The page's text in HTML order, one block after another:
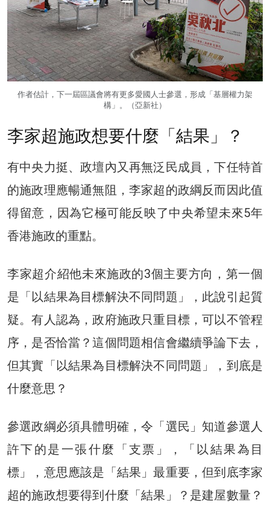
作者估計，下一屆區議會將有更多愛國人士參選，形成「基層權力架
構」。（亞新社）
李家超施政想要什麼「結果」？
有中央力挺、政壇內又再無泛民成員，下任特首
的施政理應暢通無阻，李家超的政綱反而因此值
得留意，因為它極可能反映了中央希望未來5年
香港施政的重點。
李家超介紹他未來施政的3個主要方向，第一個
是「以結果為目標解決不同問題」，此說引起質
疑。有人認為，政府施政只重目標，可以不管程
序，是否恰當？這個問題相信會繼續爭論下去，
但其實「以結果為目標解決不同問題」，到底是
什麼意思？
參選政綱必須具體明確，令「選民」知道參選人
許下的是一張什麼「支票」，「以結果為目
標」，意思應該是「結果」最重要，但到底李家
超的施政想要得到什麼「結果」？是建屋數量？